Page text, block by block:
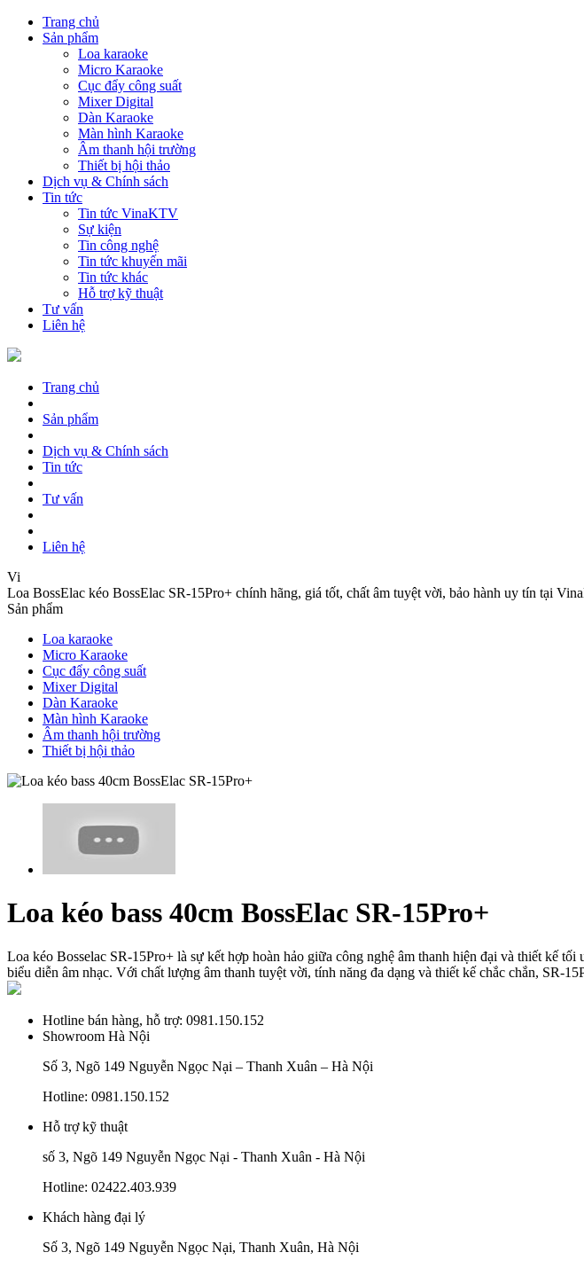
Trang chủ
Sản phẩm
Loa karaoke
Micro Karaoke
Cục đẩy công suất
Mixer Digital
Dàn Karaoke
Màn hình Karaoke
Âm thanh hội trường
Thiết bị hội thảo
Dịch vụ & Chính sách
Tin tức
Tin tức VinaKTV
Sự kiện
Tin công nghệ
Tin tức khuyến mãi
Tin tức khác
Hỗ trợ kỹ thuật
Tư vấn
Liên hệ
Trang chủ
Sản phẩm
Dịch vụ & Chính sách
Tin tức
Tư vấn
Liên hệ
Vi
Loa BossElac kéo BossElac SR-15Pro+ chính hãng, giá tốt, chất âm tuyệt vời, bảo hành uy tín tại
Sản phẩm
Loa karaoke
Micro Karaoke
Cục đẩy công suất
Mixer Digital
Dàn Karaoke
Màn hình Karaoke
Âm thanh hội trường
Thiết bị hội thảo
Loa kéo bass 40cm BossElac SR-15Pro+
Loa kéo Bosselac SR-15Pro+ là sự kết hợp hoàn hảo giữa công nghệ âm thanh hiện đại và thiết kế
biểu diễn âm nhạc. Với chất lượng âm thanh tuyệt vời, tính năng đa dạng và thiết kế chắc chắn, SR-
Hotline bán hàng, hỗ trợ: 0981.150.152
Showroom Hà Nội
Số 3, Ngõ 149 Nguyễn Ngọc Nại – Thanh Xuân – Hà Nội
Hotline: 0981.150.152
Hỗ trợ kỹ thuật
số 3, Ngõ 149 Nguyễn Ngọc Nại - Thanh Xuân - Hà Nội
Hotline: 02422.403.939
Khách hàng đại lý
Số 3, Ngõ 149 Nguyễn Ngọc Nại, Thanh Xuân, Hà Nội